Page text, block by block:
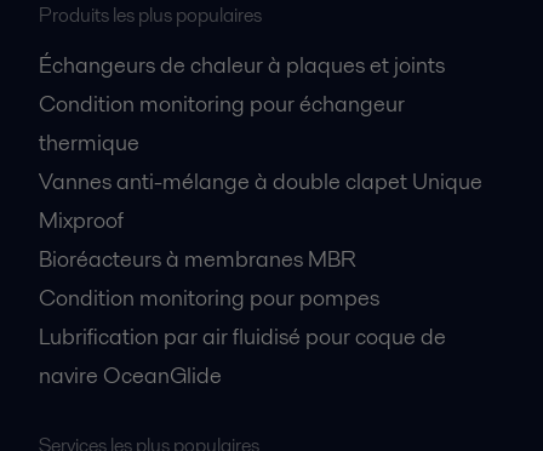
Produits les plus populaires
Échangeurs de chaleur à plaques et joints
Condition monitoring pour échangeur
thermique
Vannes anti-mélange à double clapet Unique
Mixproof
Bioréacteurs à membranes MBR
Condition monitoring pour pompes
Lubrification par air fluidisé pour coque de
navire OceanGlide